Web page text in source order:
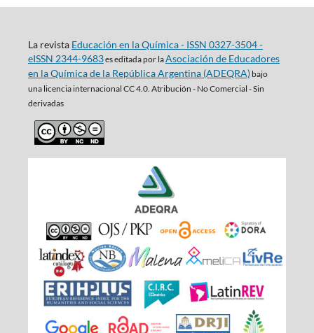
La revista Educación en la Química - ISSN 0327-3504 -
eISSN 2344-9683es editada por laAsociación de Educadores
en la Química de la República Argentina (ADEQRA)bajo
una licencia internacional CC 4.0. Atribución - No Comercial - Sin
derivadas